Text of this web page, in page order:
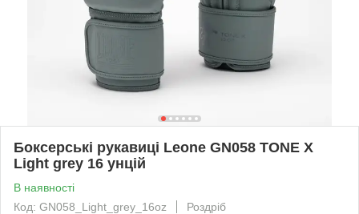
Боксерські рукавиці Leone GN058 TONE X
Light grey 16 унцій
В наявності
Код: GN058_Light_grey_16oz
Роздріб